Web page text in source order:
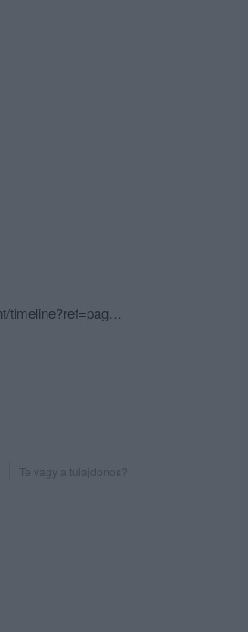
fb.com/silverislandrestaurant/timeline?ref=page_internal
Te vagy a tulajdonos?